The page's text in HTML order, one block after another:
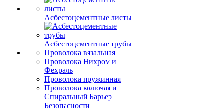
Асбестоцементные листы
Асбестоцементные трубы
Проволока вязальная
Проволока Нихром и
Фехраль
Проволока пружинная
Проволока колючая и
Спиральный Барьер
Безопасности